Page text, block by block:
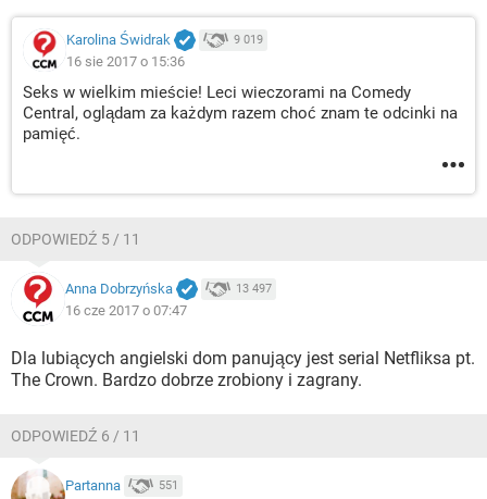
Karolina Świdrak 9 019
16 sie 2017 o 15:36
Seks w wielkim mieście! Leci wieczorami na Comedy
Central, oglądam za każdym razem choć znam te odcinki na
pamięć.
ODPOWIEDŹ 5 / 11
Anna Dobrzyńska 13 497
16 cze 2017 o 07:47
Dla lubiących angielski dom panujący jest serial Netfliksa pt.
The Crown. Bardzo dobrze zrobiony i zagrany.
ODPOWIEDŹ 6 / 11
Partanna 551